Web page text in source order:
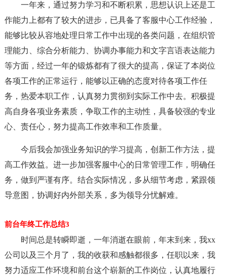
一年来，通过努力学习和不断积累，思想认识上还是工
作能力上都有了较大的进步，已具备了客服中心工作经验，
能够比较从容地处理日常工作中出现的各类问题，在组织管
理能力、综合分析能力、协调办事能力和文字言语表达能力
等方面，经过一年的锻炼都有了很大的提高，保证了本岗位
各项工作的正常运行，能够以正确的态度对待各项工作任
务，热爱本职工作，认真努力贯彻到实际工作中去。积极提
高自身各项业务素质，争取工作的主动性，具备较强的专业
心、责任心，努力提高工作效率和工作质量。
今后我会加强业务知识的学习提高，创新工作方法，提
高工作效益。进一步加强客服中心的日常管理工作，明确任
务，做到严谨有序。结合实际情况，多从细节考虑，紧跟领
导意图，协调好内外部关系，多为领导分忧解难。
前台年终工作总结3
时间总是转瞬即逝，一年消逝在眼前，年末到来，我xx
公司以及三个月了，我的收获和感触都很多，任职以来，我
努力适应工作环境和前台这个崭新的工作岗位，认真地履行